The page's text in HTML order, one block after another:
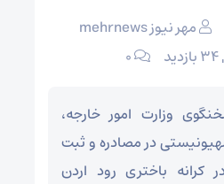
مهر نیوز mehrnews
۰
وزارت امور خارجه،
در مصادره و ثبت
کرانه باختری رود اردن